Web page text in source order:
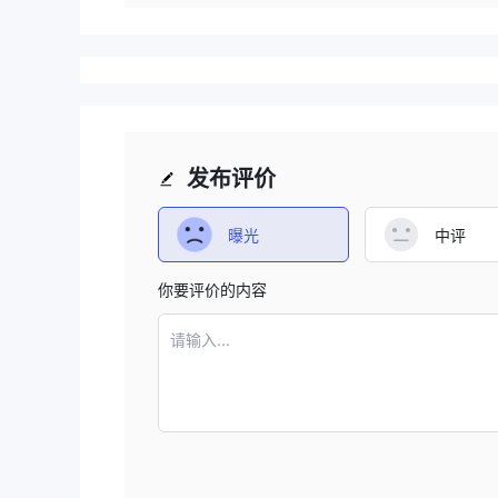
发布评价
曝光 中评
你要评价的内容
请输入...